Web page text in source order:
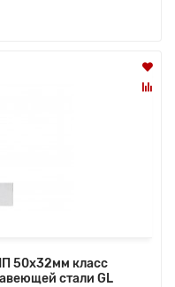
50х32мм класс
стали GL